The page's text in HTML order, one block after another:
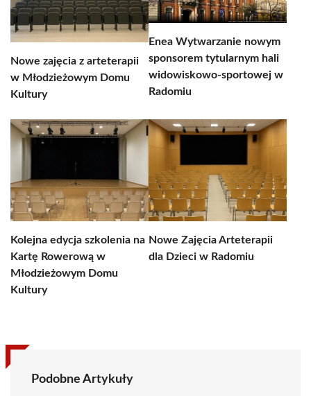
Nowe zajęcia z arteterapii
w Młodzieżowym Domu
Kultury
Enea Wytwarzanie nowym
sponsorem tytularnym hali
widowiskowo-sportowej w
Radomiu
Kolejna edycja szkolenia na
Kartę Rowerową w
Młodzieżowym Domu
Kultury
Nowe Zajęcia Arteterapii
dla Dzieci w Radomiu
Podobne Artykuły